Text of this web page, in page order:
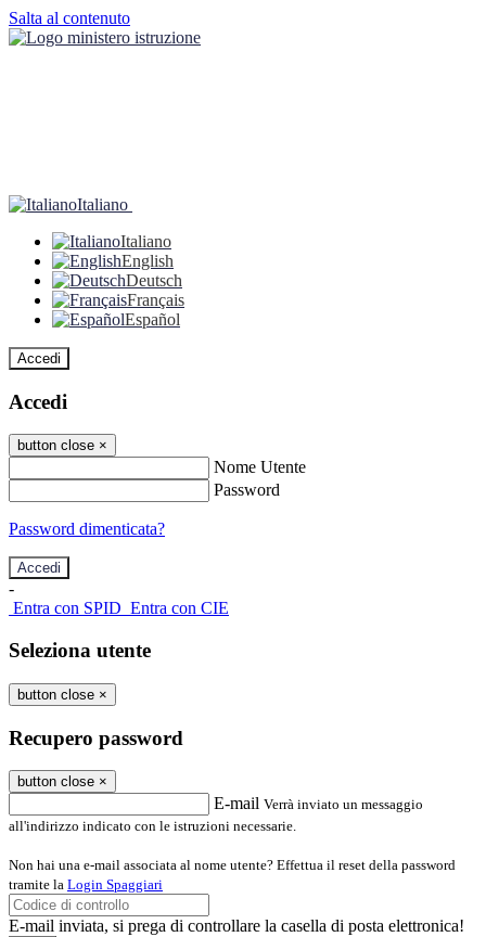
Salta al contenuto
Italiano
Italiano
English
Deutsch
Français
Español
Accedi
Accedi
button close ×
Nome Utente
Password
Password dimenticata?
-
Entra con SPID Entra con CIE
Seleziona utente
button close ×
Recupero password
button close ×
E-mail Verrà inviato un messaggio
all'indirizzo indicato con le istruzioni necessarie.
Non hai una e-mail associata al nome utente? Effettua il reset della password
tramite la Login Spaggiari
E-mail inviata, si prega di controllare la casella di posta elettronica!